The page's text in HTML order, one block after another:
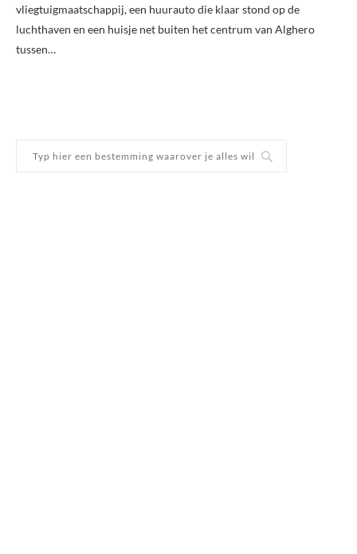
vliegtuigmaatschappij, een huurauto die klaar stond op de
luchthaven en een huisje net buiten het centrum van Alghero
tussen…